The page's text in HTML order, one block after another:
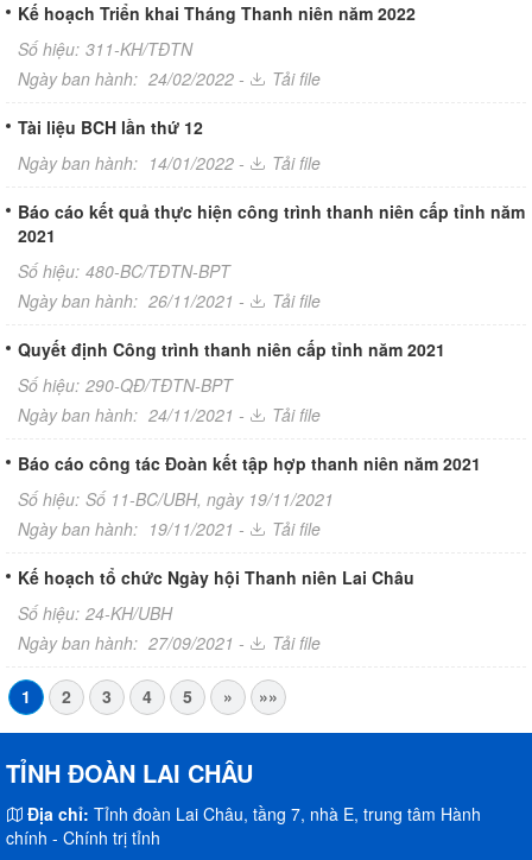
Kế hoạch Triển khai Tháng Thanh niên năm 2022
Số hiệu: 311-KH/TĐTN
Ngày ban hành: 24/02/2022 - Tải file
Tài liệu BCH lần thứ 12
Ngày ban hành: 14/01/2022 - Tải file
Báo cáo kết quả thực hiện công trình thanh niên cấp tỉnh năm
2021
Số hiệu: 480-BC/TĐTN-BPT
Ngày ban hành: 26/11/2021 - Tải file
Quyết định Công trình thanh niên cấp tỉnh năm 2021
Số hiệu: 290-QĐ/TĐTN-BPT
Ngày ban hành: 24/11/2021 - Tải file
Báo cáo công tác Đoàn kết tập hợp thanh niên năm 2021
Số hiệu: Số 11-BC/UBH, ngày 19/11/2021
Ngày ban hành: 19/11/2021 - Tải file
Kế hoạch tổ chức Ngày hội Thanh niên Lai Châu
Số hiệu: 24-KH/UBH
Ngày ban hành: 27/09/2021 - Tải file
1 2 3 4 5 » »»
TỈNH ĐOÀN LAI CHÂU
Địa chỉ: Tỉnh đoàn Lai Châu, tầng 7, nhà E, trung tâm Hành
chính - Chính trị tỉnh